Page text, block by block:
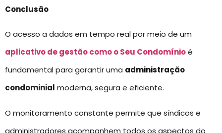
Conclusão
O acesso a dados em tempo real por meio de um
aplicativo de gestão como o Seu Condomínioé
fundamental para garantir uma administração
condominial moderna, segura e eficiente.
O monitoramento constante permite que síndicos e
administradores acompanhem todos os aspectos do